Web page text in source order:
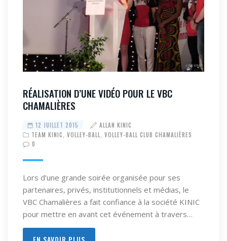
RÉALISATION D’UNE VIDÉO POUR LE VBC
CHAMALIÈRES
12 JUILLET 2015
ALLAN KINIC
TEAM KINIC, VOLLEY-BALL, VOLLEY-BALL CLUB CHAMALIÈRES
0
Lors d’une grande soirée organisée pour ses
partenaires, privés, institutionnels et médias, le
VBC Chamalières a fait confiance à la société KINIC
pour mettre en avant cet événement à travers…